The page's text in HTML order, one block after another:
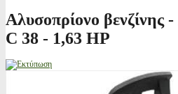
Αλυσοπρίονο βενζίνης
C 38 - 1,63 HP